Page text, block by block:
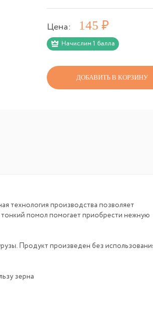
Цена: 145
Начислим 1 балла
ДОБАВИТЬ В КОРЗИНУ
технология производства позволяет
тонкий помол помогает приобрести нежную
Продукт произведен без
зерна